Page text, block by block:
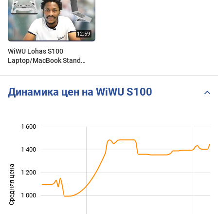
WiWU Lohas S100
Laptop/MacBook Stand
Angles Stand!
Динамика цен на WiWU S100
Средняя цена 1 000
1 200
1 400
1 600